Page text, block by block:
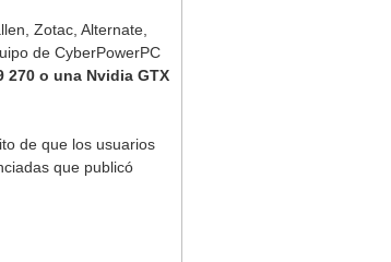
Zotac, Alternate,
de CyberPowerPC
270 o una Nvidia GTX
de que los usuarios
que publicó